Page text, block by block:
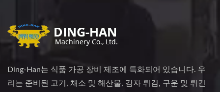
Ding-Han는 식품 가공 장비 제조에 특화되어 있습니다. 우
리는 준비된 고기, 채소 및 해산물, 감자 튀김, 구운 및 튀긴